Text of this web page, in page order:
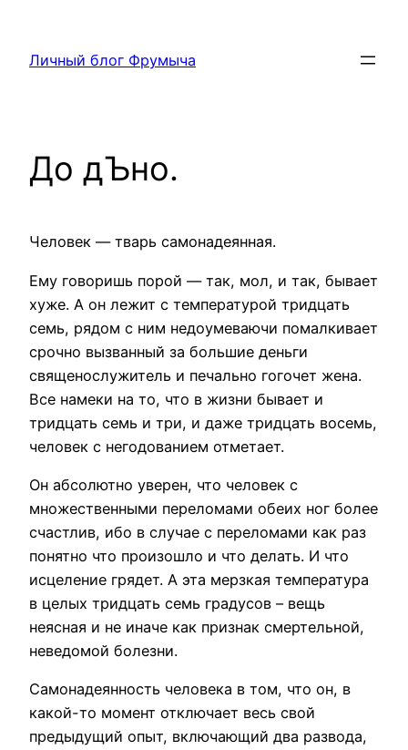
содержимому
Личный блог Фрумыча
До дЪно.
Человек — тварь самонадеянная.
Ему говоришь порой — так, мол, и так, бывает
хуже. А он лежит с температурой тридцать
семь, рядом с ним недоумеваючи помалкивает
срочно вызванный за большие деньги
священослужитель и печально гогочет жена.
Все намеки на то, что в жизни бывает и
тридцать семь и три, и даже тридцать восемь,
человек с негодованием отметает.
Он абсолютно уверен, что человек с
множественными переломами обеих ног более
счастлив, ибо в случае с переломами как раз
понятно что произошло и что делать. И что
исцеление грядет. А эта мерзкая температура
в целых тридцать семь градусов – вещь
неясная и не иначе как признак смертельной,
неведомой болезни.
Самонадеянность человека в том, что он, в
какой-то момент отключает весь свой
предыдущий опыт, включающий два развода,